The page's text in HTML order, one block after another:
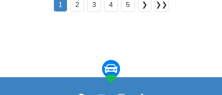
1 2 3 4 5 ❯ ❯❯